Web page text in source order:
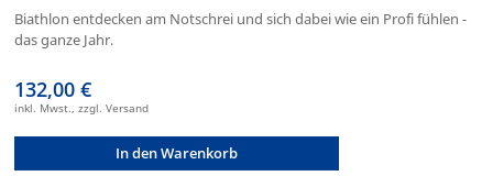
Biathlon entdecken am Notschrei und sich dabei wie ein Profi fühlen -
das ganze Jahr.
132,00 €
inkl. Mwst., zzgl. Versand
In den Warenkorb